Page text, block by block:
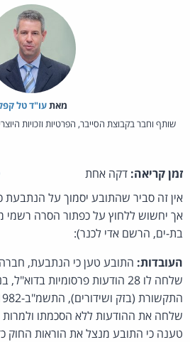
מאת‏עו"ד טל
שותף וחבר בקבוצת הסייבר, הפרטיות וזכויות
זמן קריאה: דקה אחת
אין זה סביר שהתובע יסמוך על הנתבעת
אך יחשוש ללחוץ על כפתור הסרה רשמי
בת-ים, הרשם אדי לכנר):
העובדות: התובע טען כי הנתבעת,
שלחה את ההודעות ללא הסכמתו
טענה כי התובע מנצל את הוראות החוק